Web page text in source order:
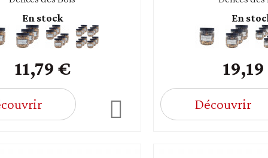
En stock
11,79 €
En
Découvrir